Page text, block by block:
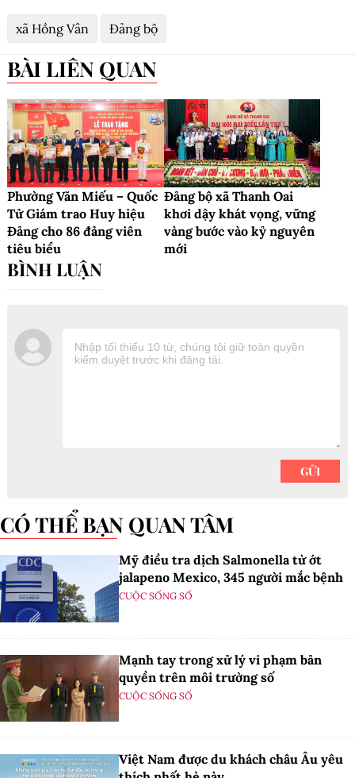
xã Hồng Vân Đảng bộ
BÀI LIÊN QUAN
Phường Văn Miếu – Quốc
Tử Giám trao Huy hiệu
Đảng cho 86 đảng viên
tiêu biểu
Đảng bộ xã Thanh Oai
khơi dậy khát vọng, vững
vàng bước vào kỷ nguyên
mới
CÓ THỂ BẠN QUAN TÂM
Mỹ điều tra dịch Salmonella từ ớt
jalapeno Mexico, 345 người mắc bệnh
CUỘC SỐNG SỐ
Mạnh tay trong xử lý vi phạm bản
quyền trên môi trường số
CUỘC SỐNG SỐ
Việt Nam được du khách châu Âu yêu